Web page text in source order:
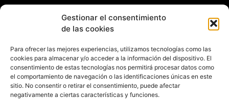
Gestionar el consentimiento
de las cookies
Para ofrecer las mejores experiencias, utilizamos tecnologías como las
cookies para almacenar y/o acceder a la información del dispositivo. El
consentimiento de estas tecnologías nos permitirá procesar datos como
el comportamiento de navegación o las identificaciones únicas en este
sitio. No consentir o retirar el consentimiento, puede afectar
negativamente a ciertas características y funciones.
CONTACTO
Dirección: C. Sta. María Magdalena, 14,
41701 Dos Hermanas, Sevilla, España
Teléfono +34 694 46 69 91